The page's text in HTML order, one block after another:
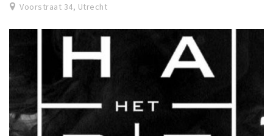
Voorstraat 34, Utrecht